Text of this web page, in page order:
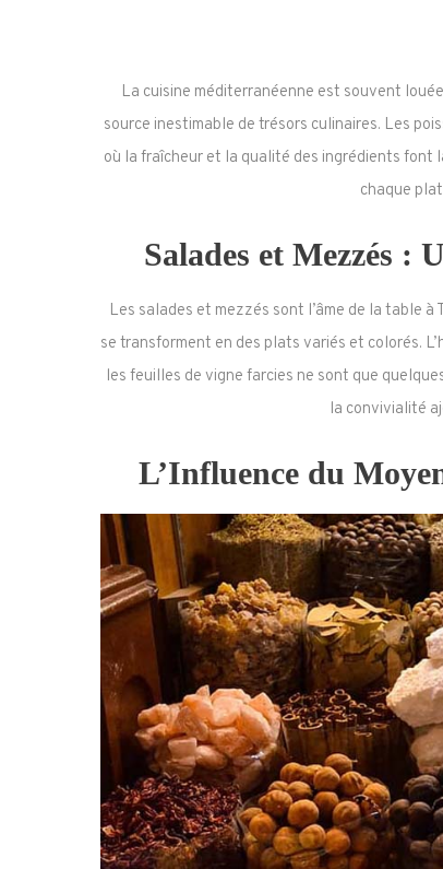
La cuisine méditerranéenne est souvent
source inestimable de trésors culinaires. Les
où la fraîcheur et la qualité des ingrédients font
chaque
Salades et Mezzés :
Les salades et mezzés sont l’âme de la table
se transforment en des plats variés et colorés.
les feuilles de vigne farcies ne sont que
la convivialité
L’Influence du